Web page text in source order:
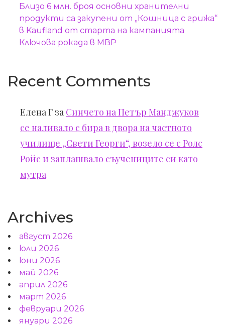
Близо 6 млн. броя основни хранителни
продукти са закупени от „Кошница с грижа“
в Kaufland от старта на кампанията
Ключова рокада в МВР
Recent Comments
Елена Г за Синчето на Петър Манджуков
се наливало с бира в двора на частното
училище „Свети Георги“, возело се с Ролс
Ройс и заплашвало съучениците си като
мутра
Archives
август 2026
юли 2026
юни 2026
май 2026
април 2026
март 2026
февруари 2026
януари 2026